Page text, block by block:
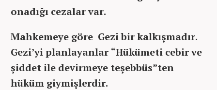
onadığı cezalar var.
Mahkemeye göre Gezi bir kalkışmadır.
Gezi’yi planlayanlar “Hükümeti cebir ve
şiddet ile devirmeye teşebbüs”ten
hüküm giymişlerdir.